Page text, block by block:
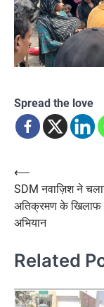
Spread the love
Post
navigation
⟵
SDM नवाज़िश ने
अतिक्रमण के
अभियान
Related